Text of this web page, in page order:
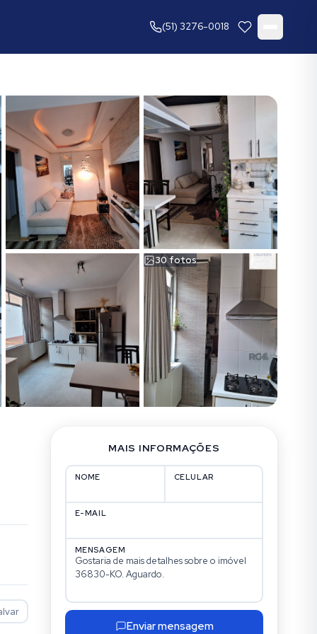
(51) 3276-0018
30fotos
MAIS INFORMAÇÕES
NOME CELULAR
E-MAIL
MENSAGEM
Enviar mensagem